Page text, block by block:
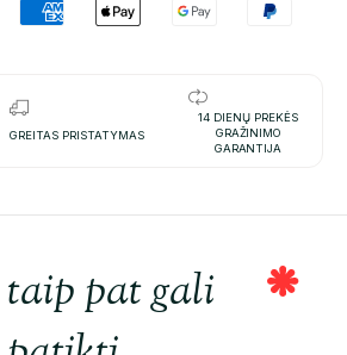
GREITAS PRISTATYMAS
14 DIENŲ PREKĖS
GRAŽINIMO
GARANTIJA
taip pat gali